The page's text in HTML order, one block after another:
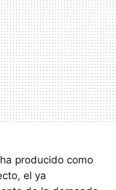
producido como
el ya